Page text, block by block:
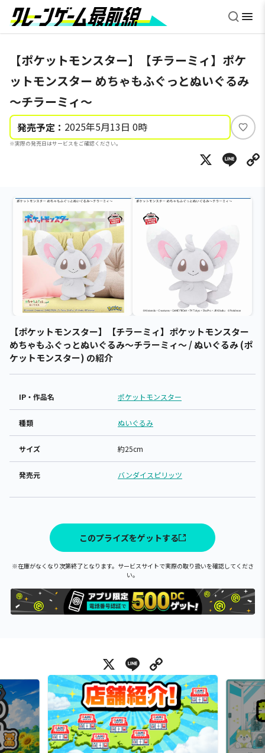
【ポケットモンスター】【チラーミィ】ポケ
ットモンスター めちゃもふぐっとぬいぐるみ
～チラーミィ～
発売予定： 2025年5月13日 0時
※実際の発売日はサービスをご確認ください。
い
ね
X
【ポケットモンスター】【チラーミィ】ポケットモンスター
めちゃもふぐっとぬいぐるみ～チラーミィ～ / ぬいぐるみ (ポ
ケットモンスター) の紹介
IP・作品名 ポケットモンスター
種類 ぬいぐるみ
サイズ 約25cm
発売元 バンダイスピリッツ
このプライズをゲットする
※在庫がなくなり次第終了となります。サービスサイトで実際の取り扱いを確認してくださ
い。
X Line